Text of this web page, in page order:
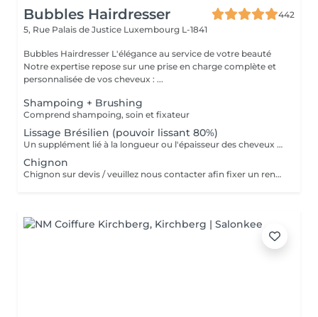
Bubbles Hairdresser
442
5, Rue Palais de Justice Luxembourg L-1841
Bubbles Hairdresser L'élégance au service de votre beauté
Notre expertise repose sur une prise en charge complète et
personnalisée de vos cheveux : ...
Shampoing + Brushing
Comprend shampoing, soin et fixateur
Lissage Brésilien (pouvoir lissant 80%)
Un supplément lié à la longueur ou l'épaisseur des cheveux (30€ à 500€) pourra s'ajouter au tarif du lissage brésilien. Un diagnostique gratuit sera systématiquement proposé en amont.»
Chignon
Chignon sur devis / veuillez nous contacter afin fixer un rendez-vous